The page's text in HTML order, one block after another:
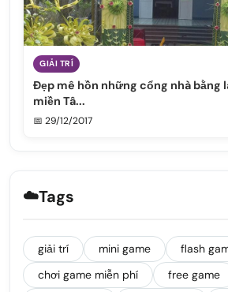
GIẢI TRÍ
Đẹp mê hồn những cổng nhà bằng
miền Tâ...
📅 29/12/2017
☁️Tags
giải trí mini game
flash
chơi game miễn phí
free game